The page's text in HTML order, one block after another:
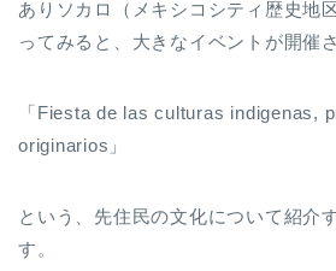
ありソカロ（メキシコシティ歴史地
ってみると、大きなイベントが開催
「Fiesta de las culturas indigenas,
originarios」
という、先住民の文化について紹介
す。